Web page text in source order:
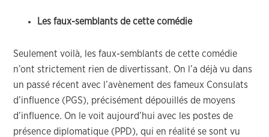
Les faux-semblants de cette comédie
Seulement voilà, les faux-semblants de cette comédie
n’ont strictement rien de divertissant. On l’a déjà vu dans
un passé récent avec l’avènement des fameux Consulats
d’influence (PGS), précisément dépouillés de moyens
d’influence. On le voit aujourd’hui avec les postes de
présence diplomatique (PPD), qui en réalité se sont vu